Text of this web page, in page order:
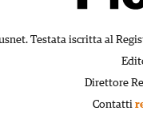
Testata iscritta al
Direttore
Contatti